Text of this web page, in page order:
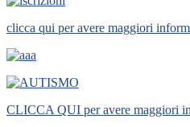
clicca qui per avere maggiori
CLICCA QUI per avere maggiori